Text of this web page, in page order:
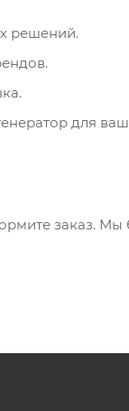
решений.
для
заказ. Мы